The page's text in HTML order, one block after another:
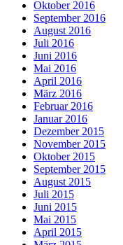
Oktober 2016
September 2016
August 2016
Juli 2016
Juni 2016
Mai 2016
April 2016
März 2016
Februar 2016
Januar 2016
Dezember 2015
November 2015
Oktober 2015
September 2015
August 2015
Juli 2015
Juni 2015
Mai 2015
April 2015